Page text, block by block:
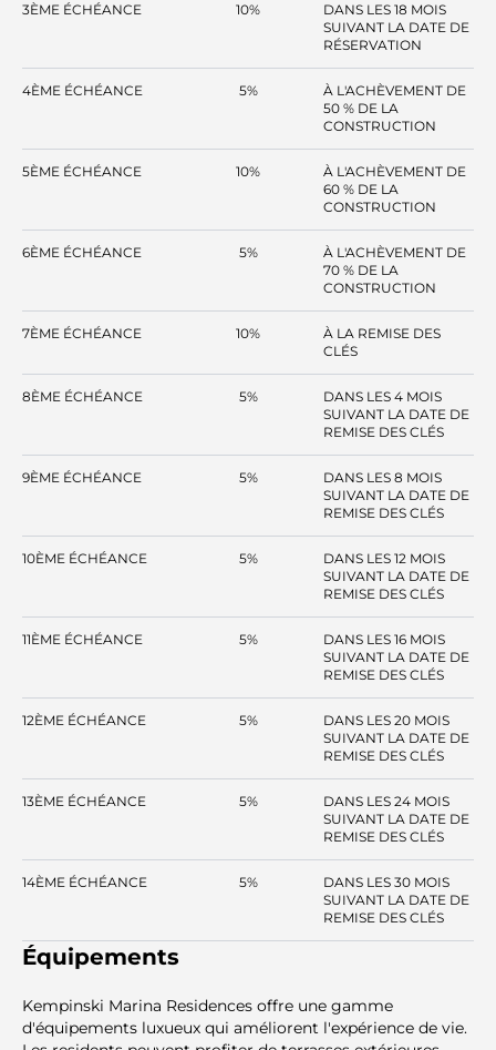
3ÈME ÉCHÉANCE 10%
DANS LES 18 MOIS
SUIVANT LA DATE DE
RÉSERVATION
4ÈME ÉCHÉANCE 5%
À L'ACHÈVEMENT DE
50 % DE LA
CONSTRUCTION
5ÈME ÉCHÉANCE 10%
À L'ACHÈVEMENT DE
60 % DE LA
CONSTRUCTION
6ÈME ÉCHÉANCE 5%
À L'ACHÈVEMENT DE
70 % DE LA
CONSTRUCTION
7ÈME ÉCHÉANCE 10%
À LA REMISE DES
CLÉS
8ÈME ÉCHÉANCE 5%
DANS LES 4 MOIS
SUIVANT LA DATE DE
REMISE DES CLÉS
9ÈME ÉCHÉANCE 5%
DANS LES 8 MOIS
SUIVANT LA DATE DE
REMISE DES CLÉS
10ÈME ÉCHÉANCE 5%
DANS LES 12 MOIS
SUIVANT LA DATE DE
REMISE DES CLÉS
11ÈME ÉCHÉANCE 5%
DANS LES 16 MOIS
SUIVANT LA DATE DE
REMISE DES CLÉS
12ÈME ÉCHÉANCE 5%
DANS LES 20 MOIS
SUIVANT LA DATE DE
REMISE DES CLÉS
13ÈME ÉCHÉANCE 5%
DANS LES 24 MOIS
SUIVANT LA DATE DE
REMISE DES CLÉS
14ÈME ÉCHÉANCE 5%
DANS LES 30 MOIS
SUIVANT LA DATE DE
REMISE DES CLÉS
Équipements
Kempinski Marina Residences offre une gamme
d'équipements luxueux qui améliorent l'expérience de vie.